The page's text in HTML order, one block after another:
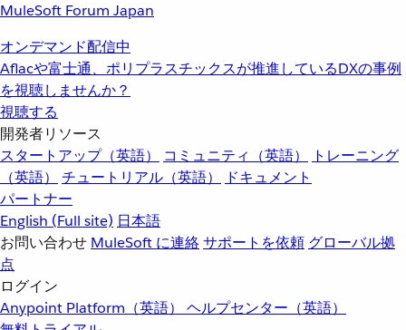
MuleSoft Forum Japan
オンデマンド配信中
Aflacや富士通、ポリプラスチックスが推進しているDXの事例
を視聴しませんか？
視聴する
開発者リソース
スタートアップ（英語）
コミュニティ（英語）
トレーニング
（英語）
チュートリアル（英語）
ドキュメント
パートナー
English (Full site) 日本語
お問い合わせ MuleSoft に連絡サポートを依頼 グローバル拠
点
ログイン
Anypoint Platform（英語） ヘルプセンター（英語）